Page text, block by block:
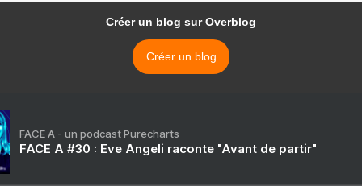
Créer un blog sur Overblog
Créer un blog
FACE A - un podcast Purecharts
FACE A #30 : Eve Angeli raconte "Avant de partir"